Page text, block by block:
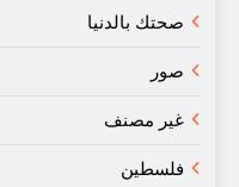
صحتك بالدنيا
صور
غير مصنف
فلسطين